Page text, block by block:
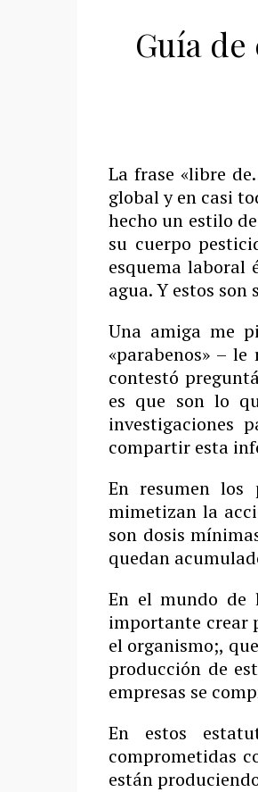
Guía
La frase «libre
global y en casi
hecho un estilo
su cuerpo
esquema
agua. Y estos son
Una amiga me
«parabenos» – le
contestó
es que son lo
investigaciones
compartir esta
En resumen los
mimetizan la
son dosis
quedan
En el mundo de
importante crear
el organismo;,
producción de
empresas se
En estos
comprometidas
están